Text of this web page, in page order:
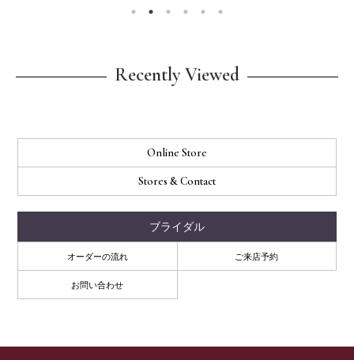
Recently Viewed
Online Store
Stores & Contact
ブライダル
オーダーの流れ ご来店予約
お問い合わせ